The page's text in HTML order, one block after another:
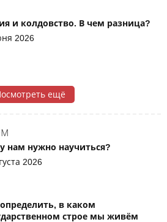
нам нужно научиться?
2026
в каком
строе мы живём
и колдовство. В чем разница?
2026
ещё